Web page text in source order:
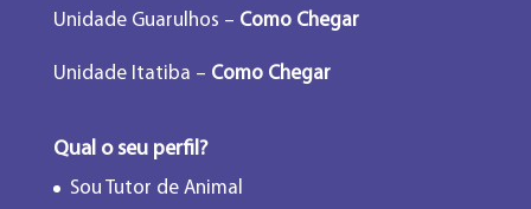
Unidade Guarulhos – Como Chegar
Unidade Itatiba – Como Chegar
Qual o seu perfil?
Sou Tutor de Animal